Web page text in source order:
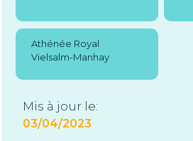
Athénée Royal
Vielsalm-Manhay
Mis à jour le:
03/04/2023